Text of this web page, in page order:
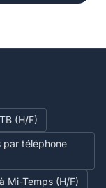
(H/F)
par téléphone
Mi-Temps (H/F)